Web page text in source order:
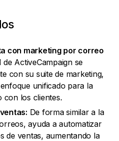
con marketing por correo
de ActiveCampaign se
con su suite de marketing,
unificado para la
con los clientes.
De forma similar a la
ayuda a automatizar
de ventas, aumentando la